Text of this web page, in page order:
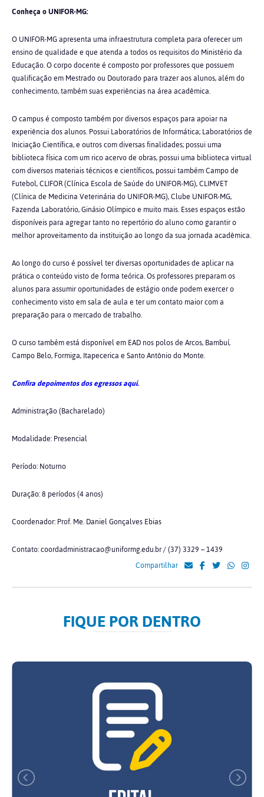
Conheça o UNIFOR-MG:
O UNIFOR-MG apresenta uma infraestrutura completa para oferecer um
ensino de qualidade e que atenda a todos os requisitos do Ministério da
Educação. O corpo docente é composto por professores que possuem
qualificação em Mestrado ou Doutorado para trazer aos alunos, além do
conhecimento, também suas experiências na área acadêmica.
O campus é composto também por diversos espaços para apoiar na
experiência dos alunos. Possui Laboratórios de Informática; Laboratórios de
Iniciação Científica, e outros com diversas finalidades; possui uma
biblioteca física com um rico acervo de obras, possui uma biblioteca virtual
com diversos materiais técnicos e científicos, possui também Campo de
Futebol, CLIFOR (Clínica Escola de Saúde do UNIFOR-MG), CLIMVET
(Clínica de Medicina Veterinária do UNIFOR-MG), Clube UNIFOR-MG,
Fazenda Laboratório, Ginásio Olímpico e muito mais. Esses espaços estão
disponíveis para agregar tanto no repertório do aluno como garantir o
melhor aproveitamento da instituição ao longo da sua jornada acadêmica.
Ao longo do curso é possível ter diversas oportunidades de aplicar na
prática o conteúdo visto de forma teórica. Os professores preparam os
alunos para assumir oportunidades de estágio onde podem exercer o
conhecimento visto em sala de aula e ter um contato maior com a
preparação para o mercado de trabalho.
O curso também está disponível em EAD nos polos de Arcos, Bambuí,
Campo Belo, Formiga, Itapecerica e Santo Antônio do Monte.
Confira depoimentos dos egressos aqui.
Administração (Bacharelado)
Modalidade: Presencial
Período: Noturno
Duração: 8 períodos (4 anos)
Coordenador: Prof. Me. Daniel Gonçalves Ebias
Contato: coordadministracao@uniformg.edu.br / (37) 3329 – 1439
Compartilhar
FIQUE POR DENTRO